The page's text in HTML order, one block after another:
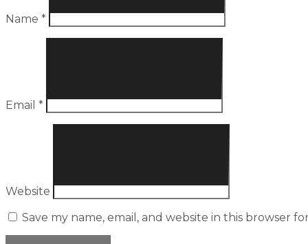
Name *
Email *
Website
Save my name, email, and website in this browser